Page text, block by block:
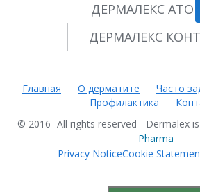
ДЕРМАЛЕКС
ДЕРМАЛЕКС
Главная О дерматите
Часто
Профилактика
© 2016- All rights reserved - Dermalex
Pharma
Privacy NoticeCookie